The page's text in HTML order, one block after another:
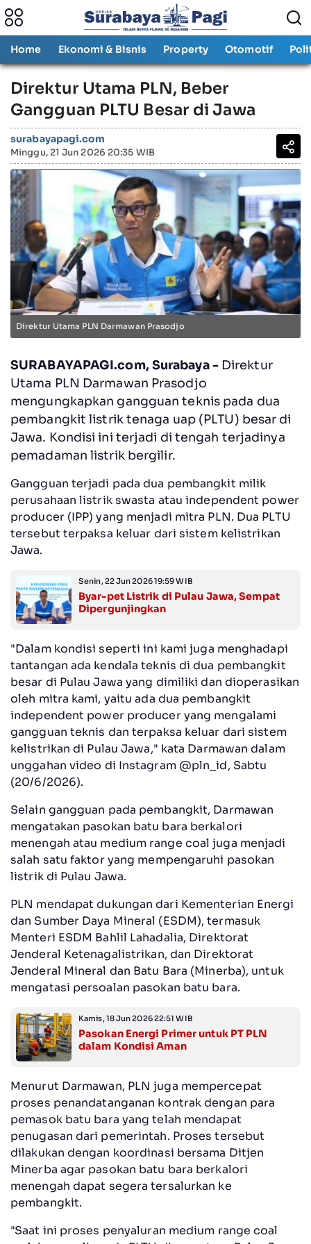
Home Ekonomi & Bisnis Property Otomotif
Direktur Utama PLN, Beber
Gangguan PLTU Besar di Jawa
surabayapagi.com
Minggu, 21 Jun 2026 20:35 WIB
Direktur Utama PLN Darmawan Prasodjo
SURABAYAPAGI.com, Surabaya - Direktur
Utama PLN Darmawan Prasodjo
mengungkapkan gangguan teknis pada dua
pembangkit listrik tenaga uap (PLTU) besar di
Jawa. Kondisi ini terjadi di tengah terjadinya
pemadaman listrik bergilir.
Gangguan terjadi pada dua pembangkit milik
perusahaan listrik swasta atau independent power
producer (IPP) yang menjadi mitra PLN. Dua PLTU
tersebut terpaksa keluar dari sistem kelistrikan
Jawa.
Senin, 22 Jun 2026 19:59 WIB
Byar-pet Listrik di Pulau Jawa, Sempat
Dipergunjingkan
"Dalam kondisi seperti ini kami juga menghadapi
tantangan ada kendala teknis di dua pembangkit
besar di Pulau Jawa yang dimiliki dan dioperasikan
oleh mitra kami, yaitu ada dua pembangkit
independent power producer yang mengalami
gangguan teknis dan terpaksa keluar dari sistem
kelistrikan di Pulau Jawa," kata Darmawan dalam
unggahan video di Instagram @pln_id, Sabtu
(20/6/2026).
Selain gangguan pada pembangkit, Darmawan
mengatakan pasokan batu bara berkalori
menengah atau medium range coal juga menjadi
salah satu faktor yang mempengaruhi pasokan
listrik di Pulau Jawa.
PLN mendapat dukungan dari Kementerian Energi
dan Sumber Daya Mineral (ESDM), termasuk
Menteri ESDM Bahlil Lahadalia, Direktorat
Jenderal Ketenagalistrikan, dan Direktorat
Jenderal Mineral dan Batu Bara (Minerba), untuk
mengatasi persoalan pasokan batu bara.
Kamis, 18 Jun 2026 22:51 WIB
Pasokan Energi Primer untuk PT PLN
dalam Kondisi Aman
Menurut Darmawan, PLN juga mempercepat
proses penandatanganan kontrak dengan para
pemasok batu bara yang telah mendapat
penugasan dari pemerintah. Proses tersebut
dilakukan dengan koordinasi bersama Ditjen
Minerba agar pasokan batu bara berkalori
menengah dapat segera tersalurkan ke
pembangkit.
"Saat ini proses penyaluran medium range coal